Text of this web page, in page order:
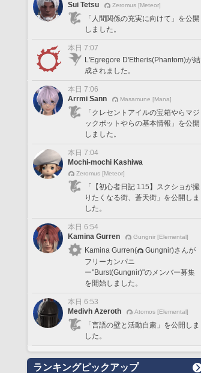
Sui Tetsu
Zeromus [Meteor]
「人間関係の充実に向けて」を公開
しました。
本日 7:07
L'Egregore D'Etheris(Phantom)が結
成されました。
本日 7:06
Arrmi Sann
Masamune [Mana]
「クレセントアイルの宝箱やらマジ
ックポットやらの基本情報」を公開
しました。
本日 7:04
Mochi-mochi Kashiwa
Zeromus [Meteor]
「【初心者日記 115】スクショが撮
りたくなる街、蒼天街」を公開しま
した。
本日 6:54
Kamina Gurren
Gungnir [Elemental]
Kamina Gurren(
Gungnir)さんが
フリーカンパニ
ー"Burst(Gungnir)"のメンバー募集
を開始しました。
本日 6:53
Medivh Azeroth
Atomos [Elemental]
「言語の壁と活動自粛」を公開しま
した。
ランキングピックアップ